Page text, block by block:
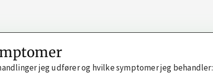
jeg udfører og hvilke symptomer jeg behandler: